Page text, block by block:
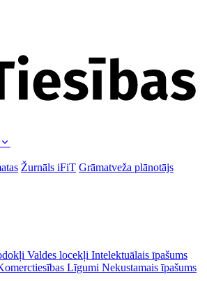
Žurnāls iFiT Grāmatveža plānotājs
Valdes locekļi Intelektuālais īpašums
Līgumi Nekustamais īpašums